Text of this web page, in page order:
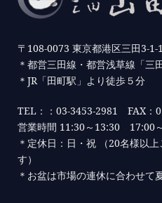
〒108-0073 東京都港区三田3-1-
＊都営三田線・都営浅草線「三
＊JR「田町駅」より徒歩５分
TEL：：03-3453-2981 FAX：
営業時間 11:30～13:30 17:00
＊定休日：日・祝 （20名様以
す）
＊お盆は市場の連休に合わせて